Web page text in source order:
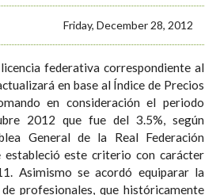
Friday, December 28, 2012
federativa correspondiente al
en base al Índice de Precios
en consideración el periodo
2012 que fue del 3.5%, según
General de la Real Federación
estableció este criterio con carácter
Asimismo se acordó equiparar la
profesionales, que históricamente